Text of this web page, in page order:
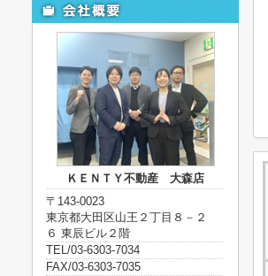
ＫＥＮＴＹ不動産 大森店
〒143-0023
東京都大田区山王２丁目８－２
６ 東辰ビル２階
TEL/03-6303-7034
FAX/03-6303-7035